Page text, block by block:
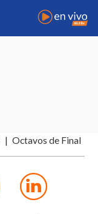
Octavos de Final